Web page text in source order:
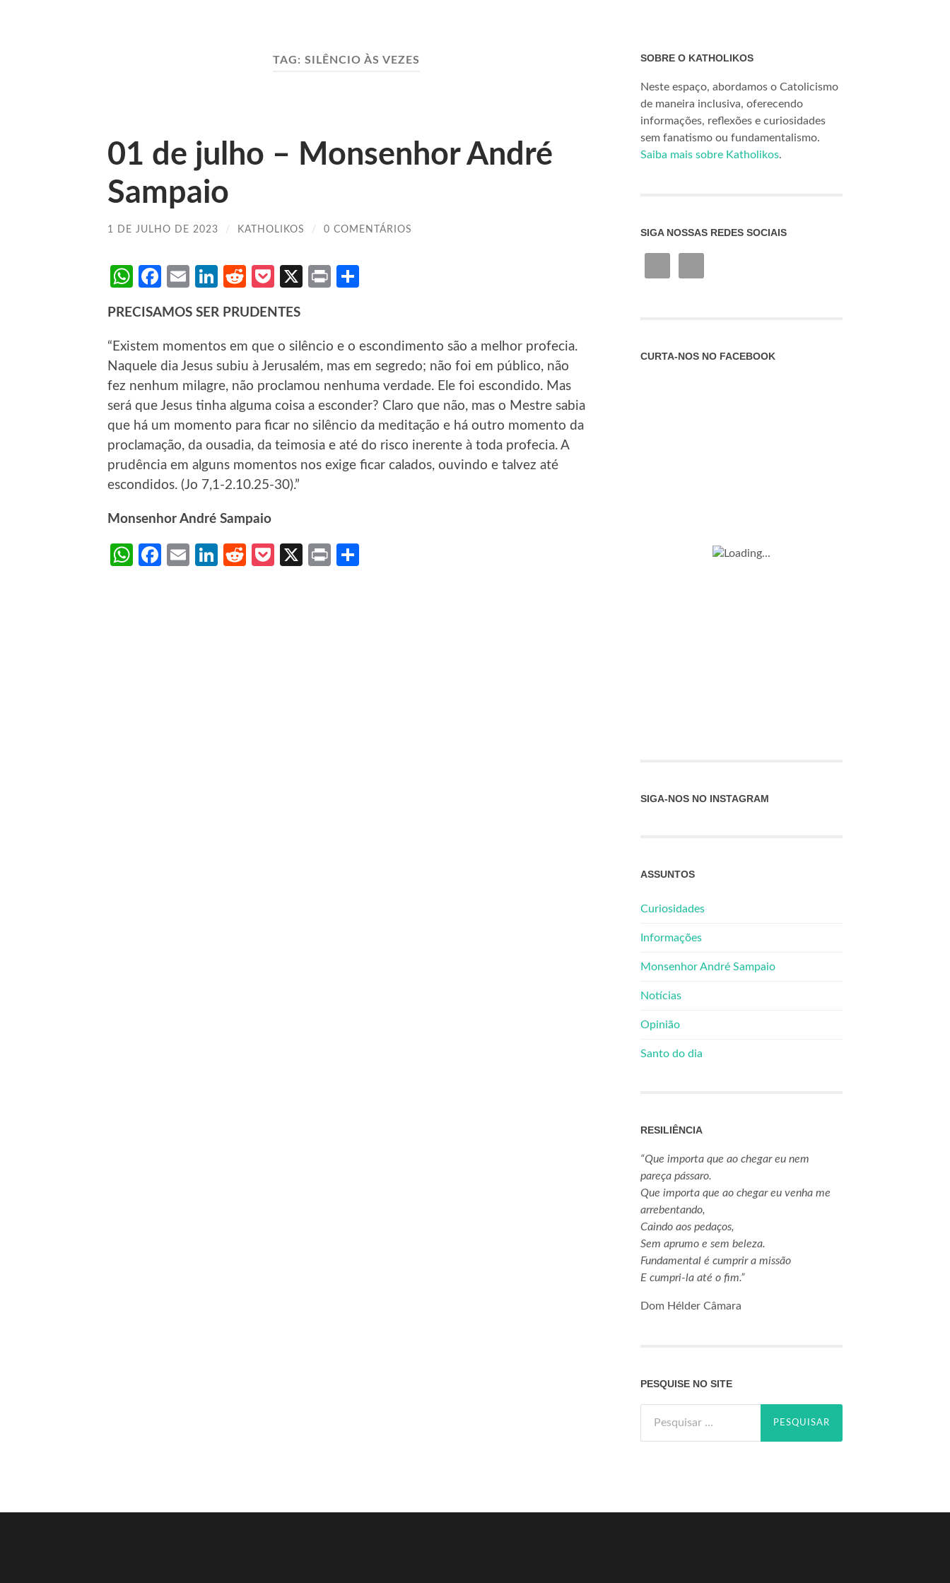
TAG: SILÊNCIO ÀS VEZES
01 de julho – Monsenhor André
Sampaio
1 DE JULHO DE 2023 / KATHOLIKOS / 0 COMENTÁRIOS
WhatsApp
Facebook
EmailLinkedIn
RedditPocket
X Print
PRECISAMOS SER PRUDENTES
“Existem momentos em que o silêncio e o escondimento são a melhor profecia.
Naquele dia Jesus subiu à Jerusalém, mas em segredo; não foi em público, não
fez nenhum milagre, não proclamou nenhuma verdade. Ele foi escondido. Mas
será que Jesus tinha alguma coisa a esconder? Claro que não, mas o Mestre sabia
que há um momento para ficar no silêncio da meditação e há outro momento da
proclamação, da ousadia, da teimosia e até do risco inerente à toda profecia. A
prudência em alguns momentos nos exige ficar calados, ouvindo e talvez até
escondidos. (Jo 7,1-2.10.25-30).”
Monsenhor André Sampaio
WhatsApp
Facebook
EmailLinkedIn
RedditPocket
X Print
SOBRE O KATHOLIKOS
Neste espaço, abordamos o Catolicismo
de maneira inclusiva, oferecendo
informações, reflexões e curiosidades
sem fanatismo ou fundamentalismo.
Saiba mais sobre Katholikos.
SIGA NOSSAS REDES SOCIAIS
CURTA-NOS NO FACEBOOK
SIGA-NOS NO INSTAGRAM
ASSUNTOS
Curiosidades
Informações
Monsenhor André Sampaio
Notícias
Opinião
Santo do dia
RESILIÊNCIA
“Que importa que ao chegar eu nem
pareça pássaro.
Que importa que ao chegar eu venha me
arrebentando,
Caindo aos pedaços,
Sem aprumo e sem beleza.
Fundamental é cumprir a missão
E cumpri-la até o fim.”
Dom Hélder Câmara
PESQUISE NO SITE
por: